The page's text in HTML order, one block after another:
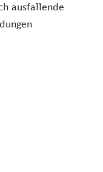
ausfallende